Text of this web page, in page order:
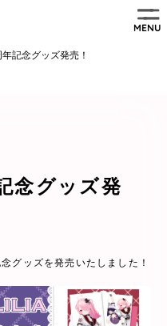
MENU
年記念グッズ発売！
念グッズ発
グッズを発売いたしました！